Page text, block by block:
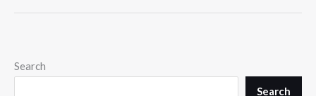
Search
Search